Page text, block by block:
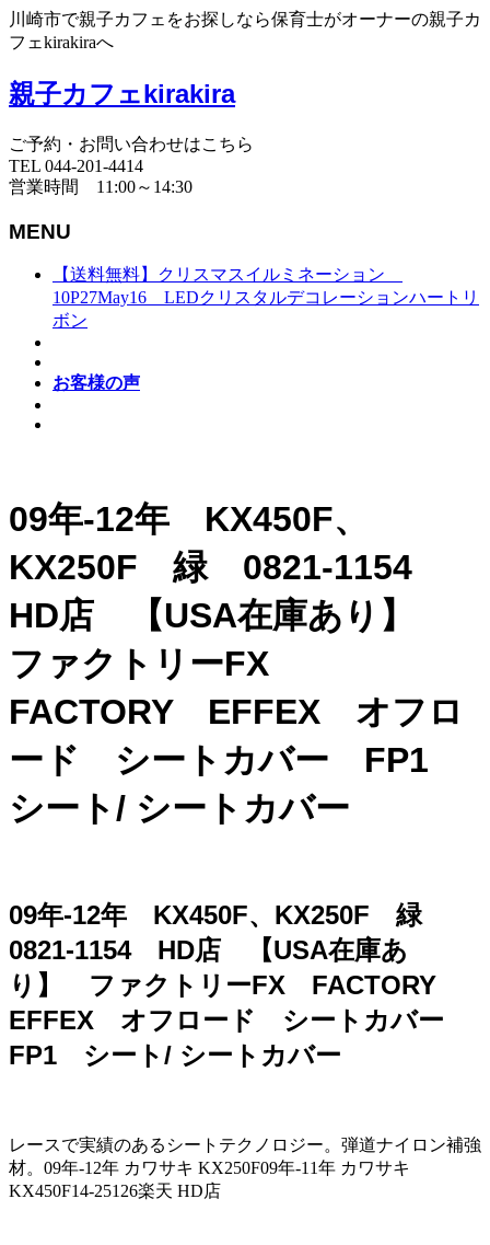
川崎市で親子カフェをお探しなら保育士がオーナーの親子カ
フェkirakiraへ
親子カフェkirakira
ご予約・お問い合わせはこちら
TEL 044-201-4414
営業時間 11:00～14:30
MENU
【送料無料】クリスマスイルミネーション
10P27May16 LEDクリスタルデコレーションハートリ
ボン
お客様の声
09年-12年 KX450F、
KX250F 緑 0821-1154
HD店 【USA在庫あり】
ファクトリーFX
FACTORY EFFEX オフロ
ード シートカバー FP1
シート/ シートカバー
09年-12年 KX450F、KX250F 緑
0821-1154 HD店 【USA在庫あ
り】 ファクトリーFX FACTORY
EFFEX オフロード シートカバー
FP1 シート/ シートカバー
レースで実績のあるシートテクノロジー。弾道ナイロン補強
材。09年-12年 カワサキ KX250F09年-11年 カワサキ
KX450F14-25126楽天 HD店